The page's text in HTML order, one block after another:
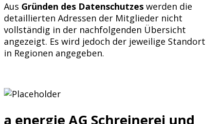
Aus Gründen des Datenschutzes werden die
detaillierten Adressen der Mitglieder nicht
vollständig in der nachfolgenden Übersicht
angezeigt. Es wird jedoch der jeweilige Standort
in Regionen angegeben.
a energie AG Schreinerei und